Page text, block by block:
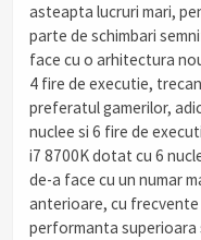
asteapta lucruri mari,
parte de schimbari
face cu o arhitectura
4 fire de executie,
preferatul gamerilor,
nuclee si 6 fire de
i7 8700K dotat cu 6
de-a face cu un numar
anterioare, cu frecvente
performanta superioara